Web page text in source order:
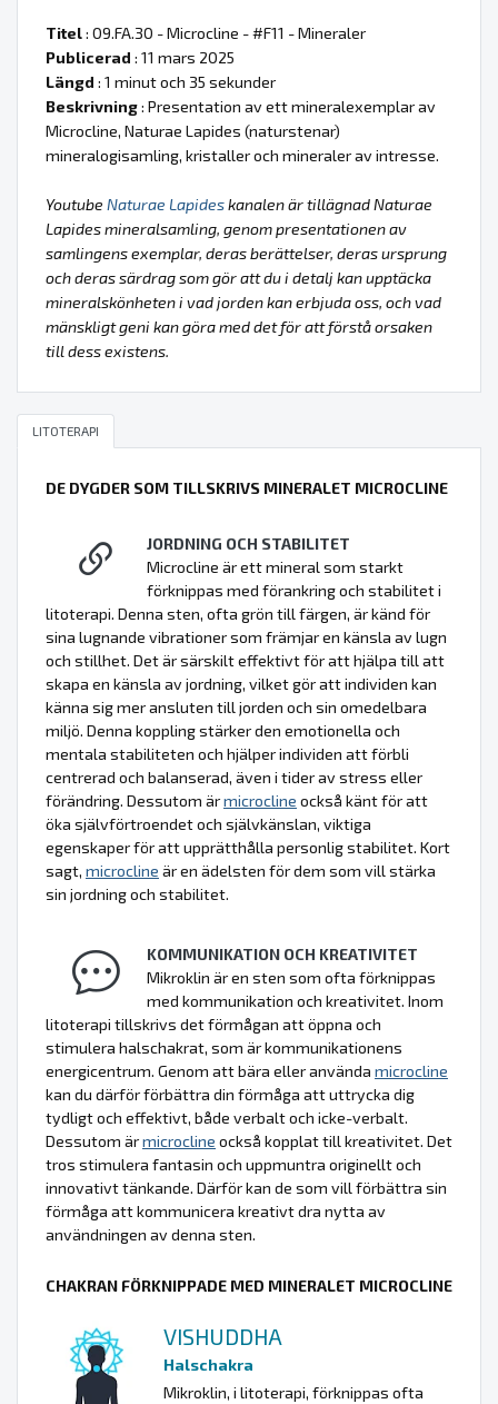
Titel: 09.FA.30 - Microcline - #F11 - Mineraler
Publicerad : 11 mars 2025
Längd : 1 minut och 35 sekunder
Beskrivning: Presentation av ett mineralexemplar av
Microcline, Naturae Lapides (naturstenar)
mineralogisamling, kristaller och mineraler av intresse.
Youtube Naturae Lapideskanalen är tillägnad Naturae
Lapides mineralsamling, genom presentationen av
samlingens exemplar, deras berättelser, deras ursprung
och deras särdrag som gör att du i detalj kan upptäcka
mineralskönheten i vad jorden kan erbjuda oss, och vad
mänskligt geni kan göra med det för att förstå orsaken
till dess existens.
LITOTERAPI
DE DYGDER SOM TILLSKRIVS MINERALET MICROCLINE
JORDNING OCH STABILITET
Microcline är ett mineral som starkt
förknippas med förankring och stabilitet i
litoterapi. Denna sten, ofta grön till färgen, är känd för
sina lugnande vibrationer som främjar en känsla av lugn
och stillhet. Det är särskilt effektivt för att hjälpa till att
skapa en känsla av jordning, vilket gör att individen kan
känna sig mer ansluten till jorden och sin omedelbara
miljö. Denna koppling stärker den emotionella och
mentala stabiliteten och hjälper individen att förbli
centrerad och balanserad, även i tider av stress eller
förändring. Dessutom ärmicrocline också känt för att
öka självförtroendet och självkänslan, viktiga
egenskaper för att upprätthålla personlig stabilitet. Kort
sagt, microcline är en ädelsten för dem som vill stärka
sin jordning och stabilitet.
KOMMUNIKATION OCH KREATIVITET
Mikroklin är en sten som ofta förknippas
med kommunikation och kreativitet. Inom
litoterapi tillskrivs det förmågan att öppna och
stimulera halschakrat, som är kommunikationens
energicentrum. Genom att bära eller använda microcline
kan du därför förbättra din förmåga att uttrycka dig
tydligt och effektivt, både verbalt och icke-verbalt.
Dessutom ärmicrocline också kopplat till kreativitet. Det
tros stimulera fantasin och uppmuntra originellt och
innovativt tänkande. Därför kan de som vill förbättra sin
förmåga att kommunicera kreativt dra nytta av
användningen av denna sten.
CHAKRAN FÖRKNIPPADE MED MINERALET MICROCLINE
VISHUDDHA
Halschakra
Mikroklin, i litoterapi, förknippas ofta